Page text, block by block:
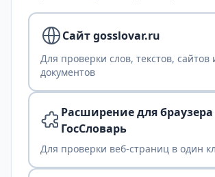
Сайт gosslovar.ru
Для проверки слов, текстов, сайтов
документов
Расширение для браузера
ГосСловарь
Для проверки веб-страниц в один